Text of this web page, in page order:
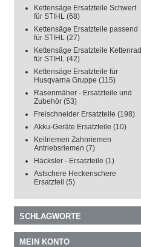
Kettensäge Ersatzteile Schwert
für STIHL (68)
Kettensäge Ersatzteile passend
für STIHL (27)
Kettensäge Ersatzteile Kettenrad
für STIHL (42)
Kettensäge Ersatzteile für
Husqvarna Gruppe (115)
Rasenmäher - Ersatzteile und
Zubehör (53)
Freischneider Ersatzteile (198)
Akku-Geräte Ersatzteile (10)
Keilriemen Zahnriemen
Antriebsriemen (7)
Häcksler - Ersatzteile (1)
Astschere Heckenschere
Ersatzteil (5)
SCHLAGWORTE
MEIN KONTO